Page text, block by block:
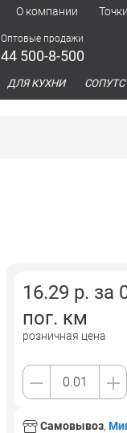
О компании
Оптовые продажи
44 500-8-500
ДЛЯ КУХНИ
16.29 р. за
пог. км
розничная цена
Самовывоз,